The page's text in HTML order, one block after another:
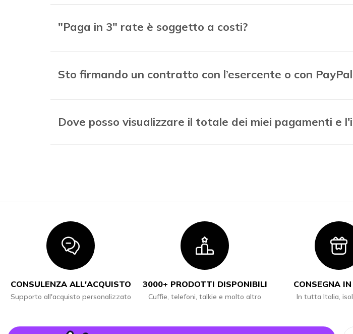
"Paga in 3" rate è soggetto a costi?
Sto firmando un contratto con l’esercente o con
Dove posso visualizzare il totale dei miei pagamenti e
Icon
CONSULENZA ALL'ACQUISTO
Supporto all'acquisto personalizzato
Icon
3000+ PRODOTTI DISPONIBILI
Cuffie, telefoni, talkie e molto altro
CONSEGNA
In tutta Italia,